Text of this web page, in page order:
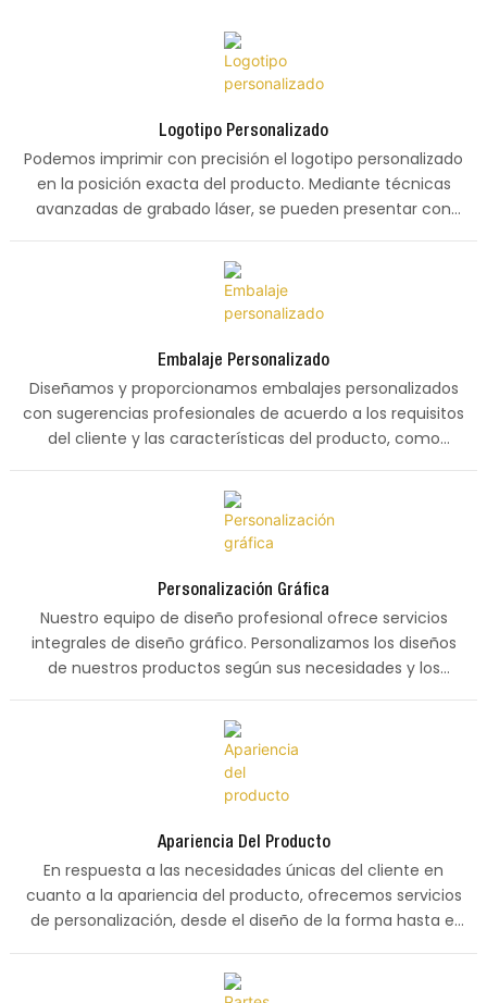
Logotipo Personalizado
Podemos imprimir con precisión el logotipo personalizado
en la posición exacta del producto. Mediante técnicas
avanzadas de grabado láser, se pueden presentar con
patrones.
Embalaje Personalizado
Diseñamos y proporcionamos embalajes personalizados
con sugerencias profesionales de acuerdo a los requisitos
del cliente y las características del producto, como
Personalización Gráfica
Nuestro equipo de diseño profesional ofrece servicios
integrales de diseño gráfico. Personalizamos los diseños
de nuestros productos según sus necesidades y los
Apariencia Del Producto
En respuesta a las necesidades únicas del cliente en
cuanto a la apariencia del producto, ofrecemos servicios
de personalización, desde el diseño de la forma hasta el
o la cristalización del titanio, podemos lograrlo mediante
una artesanía exquisita.